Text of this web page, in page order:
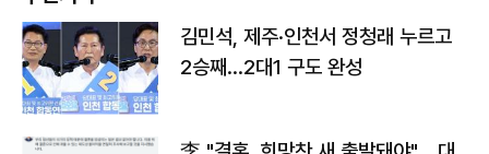
김민석, 제주·인천서 정청래 누르고
2승째…2대1 구도 완성